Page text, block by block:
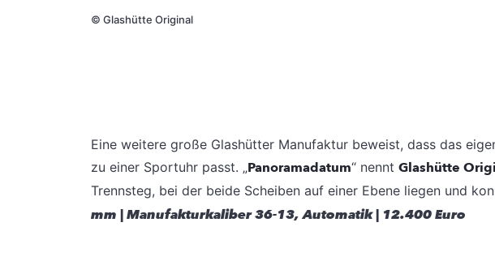
© Glashütte Original
Eine weitere große Glashütter Manufaktur beweist, dass das
zu einer Sportuhr passt. „Panoramadatum“ nennt Glashütte
Trennsteg, bei der beide Scheiben auf einer Ebene liegen und
mm | Manufakturkaliber 36-13, Automatik | 12.400 Euro